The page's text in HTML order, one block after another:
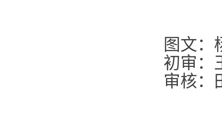
图文：
初审：
审核：